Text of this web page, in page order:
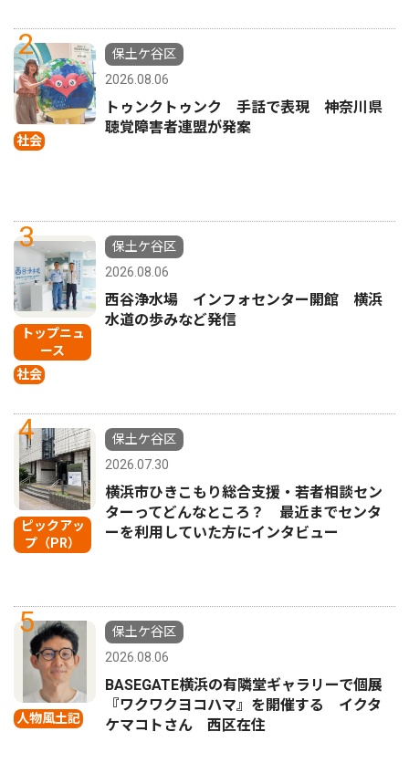
2
社会
保土ケ谷区
2026.08.06
トゥンクトゥンク 手話で表現 神奈川県
聴覚障害者連盟が発案
3
トップニュ
ース
社会
保土ケ谷区
2026.08.06
西谷浄水場 インフォセンター開館 横浜
水道の歩みなど発信
4
ピックアッ
プ（PR）
保土ケ谷区
2026.07.30
横浜市ひきこもり総合支援・若者相談セン
ターってどんなところ？ 最近までセンタ
ーを利用していた方にインタビュー
5
人物風土記
保土ケ谷区
2026.08.06
BASEGATE横浜の有隣堂ギャラリーで個展
『ワクワクヨコハマ』を開催する イクタ
ケマコトさん 西区在住